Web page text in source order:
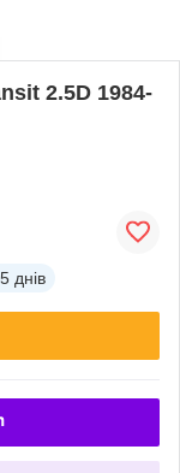
2.5D 1984-
днів